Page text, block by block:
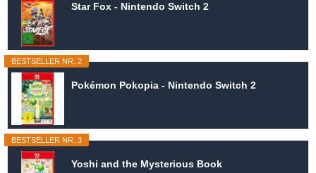
Star Fox - Nintendo Switch 2
BESTSELLER NR. 2
Pokémon Pokopia - Nintendo Switch 2
BESTSELLER NR. 3
Yoshi and the Mysterious Book